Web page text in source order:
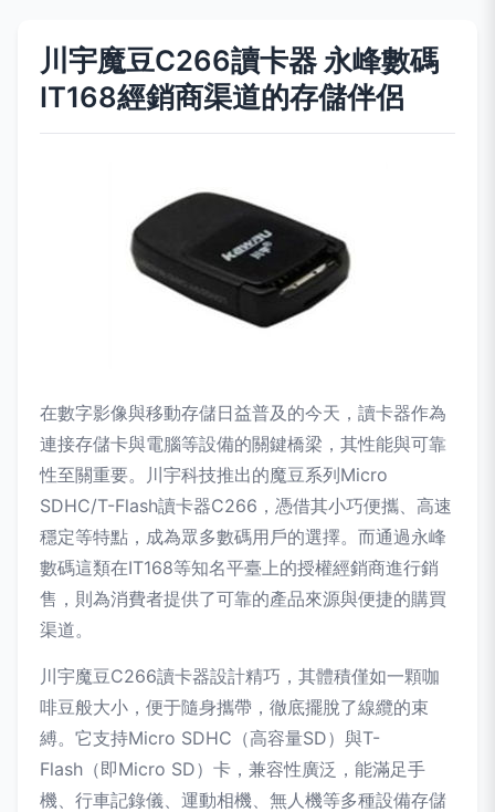
川宇魔豆C266讀卡器 永峰數碼
IT168經銷商渠道的存儲伴侶
在數字影像與移動存儲日益普及的今天，讀卡器作為
連接存儲卡與電腦等設備的關鍵橋梁，其性能與可靠
性至關重要。川宇科技推出的魔豆系列Micro
SDHC/T-Flash讀卡器C266，憑借其小巧便攜、高速
穩定等特點，成為眾多數碼用戶的選擇。而通過永峰
數碼這類在IT168等知名平臺上的授權經銷商進行銷
售，則為消費者提供了可靠的產品來源與便捷的購買
渠道。
川宇魔豆C266讀卡器設計精巧，其體積僅如一顆咖
啡豆般大小，便于隨身攜帶，徹底擺脫了線纜的束
縛。它支持Micro SDHC（高容量SD）與T-
Flash（即Micro SD）卡，兼容性廣泛，能滿足手
機、行車記錄儀、運動相機、無人機等多種設備存儲